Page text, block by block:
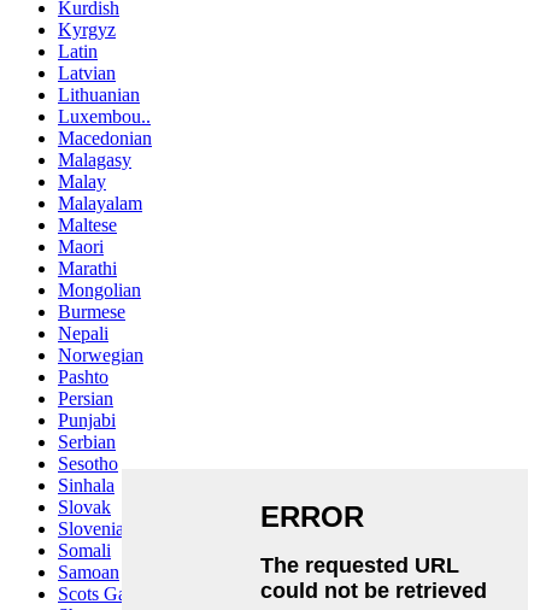
Kurdish
Kyrgyz
Latin
Latvian
Lithuanian
Luxembou..
Macedonian
Malagasy
Malay
Malayalam
Maltese
Maori
Marathi
Mongolian
Burmese
Nepali
Norwegian
Pashto
Persian
Punjabi
Serbian
Sesotho
Sinhala
Slovak
Slovenian
Somali
Samoan
Scots Gaelic